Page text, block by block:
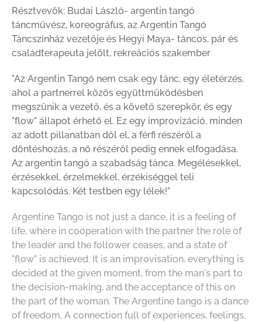
Résztvevők: Budai László- argentin tangó
táncművész, koreográfus, az Argentin Tangó
Táncszínház vezetője és Hegyi Maya- táncos, pár és
családterapeuta jelölt, rekreációs szakember
"Az Argentin Tangó nem csak egy tánc, egy életérzés,
ahol a partnerrel közös együttműködésben
megszűnik a vezető, és a követő szerepkör, és egy
"flow" állapot érhető el. Ez egy improvizáció, minden
az adott pillanatban dől el, a férfi részéről a
döntéshozás, a nő részéről pedig ennek elfogadása.
Az argentin tangó a szabadság tánca. Megélésekkel,
érzésekkel, érzelmekkel, érzékiséggel teli
kapcsolódás. Két testben egy lélek!"
Argentine Tango is not just a dance, it is a feeling of
life, where in cooperation with the partner the role of
the leader and the follower ceases, and a state of
"flow" is achieved. It is an improvisation, everything is
decided at the given moment, from the man's part to
the decision-making, and the acceptance of this on
the part of the woman. The Argentine tango is a dance
of freedom. A connection full of experiences, feelings,